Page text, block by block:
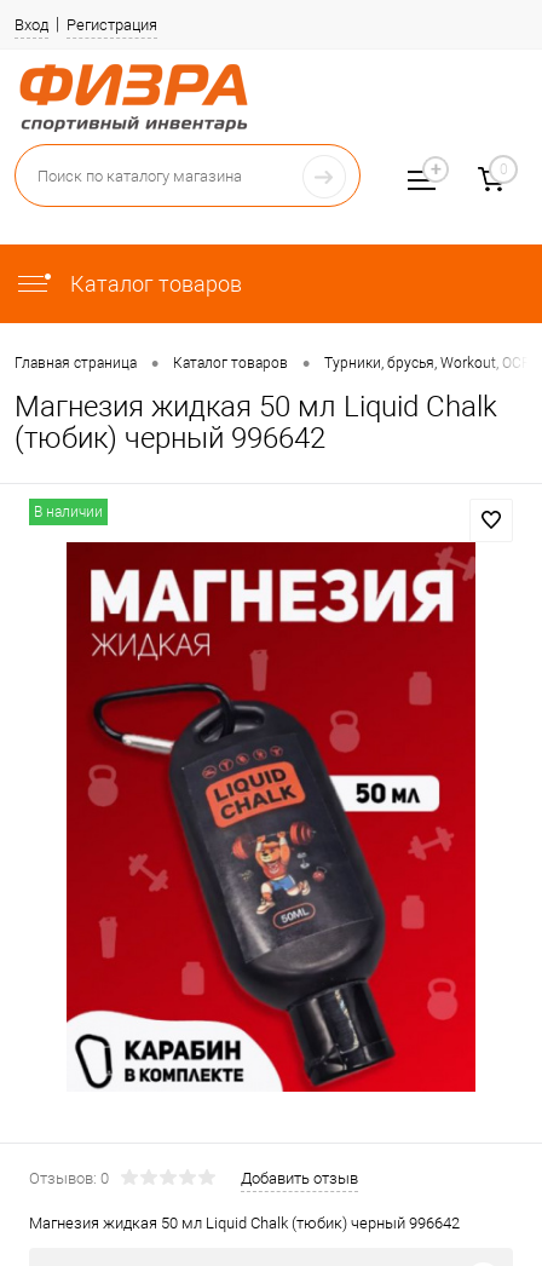
Вход Регистрация
Каталог товаров
0
Главная страница • Каталог товаров • Турники, брусья, Workout, OCR
Магнезия жидкая 50 мл Liquid Chalk
(тюбик) черный 996642
В наличии
Отзывов: 0 Добавить отзыв
Магнезия жидкая 50 мл Liquid Chalk (тюбик) черный 996642